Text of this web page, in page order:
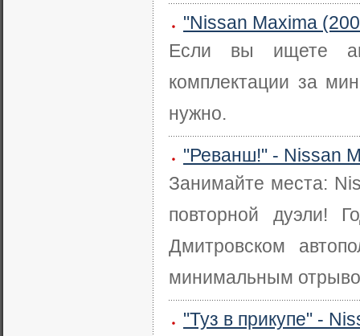
"Nissan Maxima
Если вы ищете
комплектации за
нужно.
"Реванш!" - Nissan
Занимайте места:
повторной дуэли!
Дмитровском
минимальным
"Туз в прикупе" -